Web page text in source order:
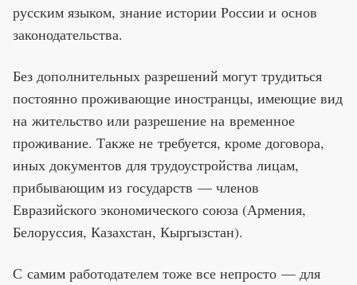
русским языком, знание истории России и основ
законодательства.
Без дополнительных разрешений могут трудиться
постоянно проживающие иностранцы, имеющие вид
на жительство или разрешение на временное
проживание. Также не требуется, кроме договора,
иных документов для трудоустройства лицам,
прибывающим из государств — членов
Евразийского экономического союза (Армения,
Белоруссия, Казахстан, Кыргызстан).
С самим работодателем тоже все непросто — для